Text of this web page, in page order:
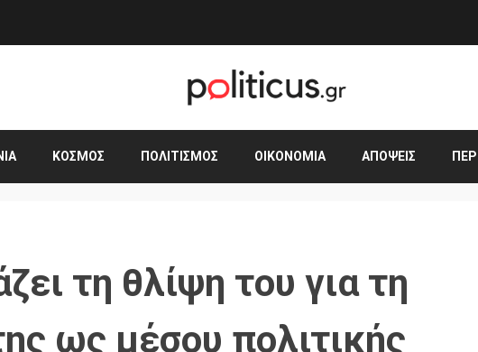
ΚΌΣΜΟΣ ΠΟΛΙΤΙΣΜΌΣ ΟΙΚΟΝΟΜΊΑ ΑΠΌΨΕΙΣ
τη θλίψη του για τη
ως μέσου πολιτικής